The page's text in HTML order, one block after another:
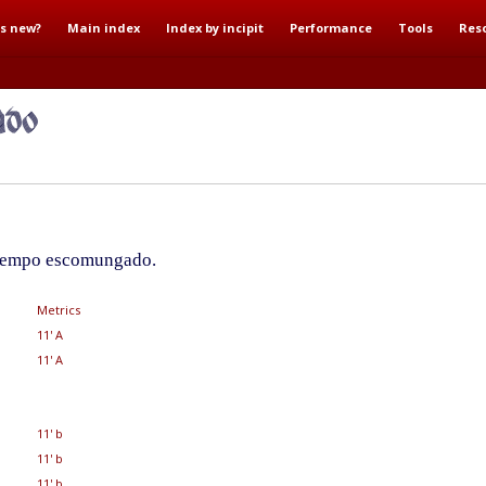
new? Main index Index by incipit Performance Tools
escomungado.
Metrics
11' A
11' A
11' b
11' b